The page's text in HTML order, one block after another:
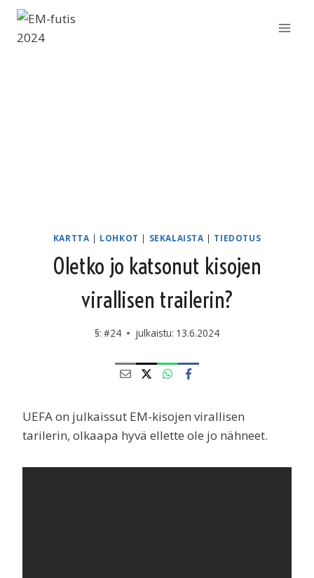
Siirry
sisältöön
KARTTA | LOHKOT | SEKALAISTA | TIEDOTUS
Oletko jo katsonut kisojen
virallisen trailerin?
§: #24 julkaistu: 13.6.2024
UEFA on julkaissut EM-kisojen virallisen
tarilerin, olkaapa hyvä ellette ole jo nähneet.